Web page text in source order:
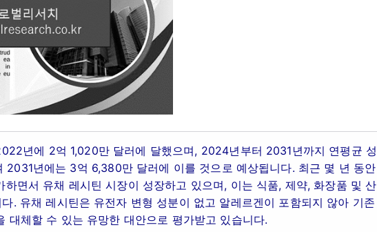
년에 2억 1,020만 달러에 달했으며, 2024년부터 2031년까지 연평균 성
2031년에는 3억 6,380만 달러에 이를 것으로 예상됩니다. 최근 몇 년 동안
하면서 유채 레시틴 시장이 성장하고 있으며, 이는 식품, 제약, 화장품 및 산
. 유채 레시틴은 유전자 변형 성분이 없고 알레르겐이 포함되지 않아 기존
대체할 수 있는 유망한 대안으로 평가받고 있습니다.